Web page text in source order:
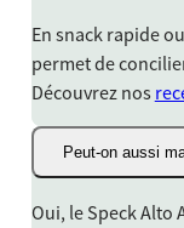
En snack rapide
permet de
Découvrez nos
Peut-on aussi
Oui, le Speck Alto